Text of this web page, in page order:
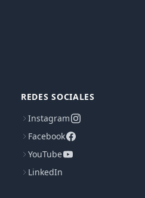
REDES SOCIALES
Instagram
Facebook
YouTube
LinkedIn